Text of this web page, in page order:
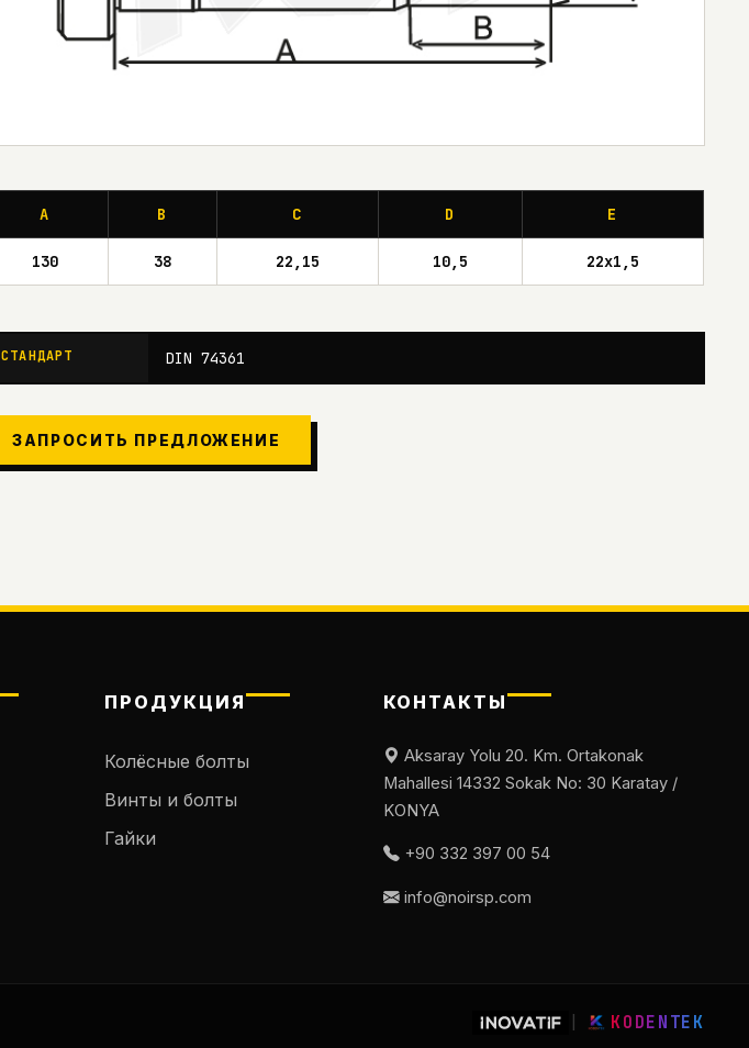
A B C D E
130 38 22,15 10,5 22x1,5
СТАНДАРТ DIN 74361
ЗАПРОСИТЬ ПРЕДЛОЖЕНИЕ
ПРОДУКЦИЯ
Колёсные болты
Винты и болты
Гайки
КОНТАКТЫ
Aksaray Yolu 20. Km. Ortakonak
Mahallesi 14332 Sokak No: 30 Karatay /
KONYA
+90 332 397 00 54
info@noirsp.com
KODENTEK